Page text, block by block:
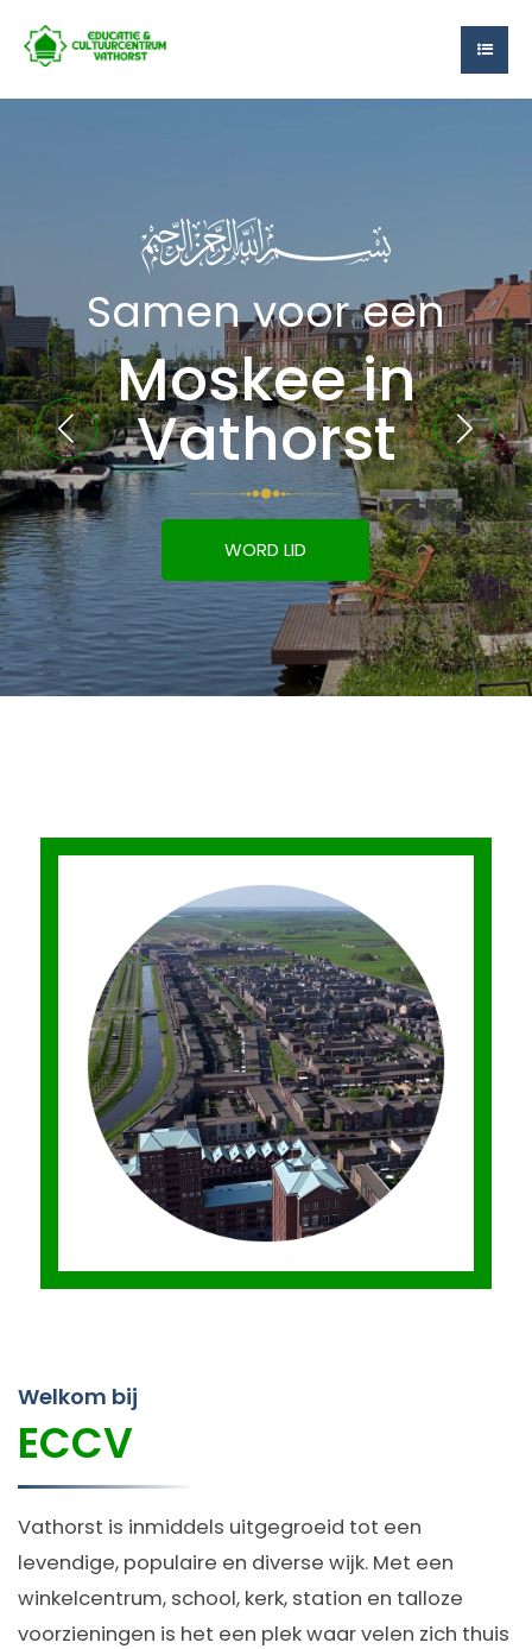
Samen voor een
Moskee in
Vathorst
WORD LID
Welkom bij
ECCV
Vathorst is inmiddels uitgegroeid tot een
levendige, populaire en diverse wijk. Met een
winkelcentrum, school, kerk, station en talloze
voorzieningen is het een plek waar velen zich thuis